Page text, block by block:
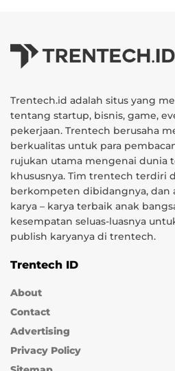
Trentech.id adalah situs yang
tentang startup, bisnis, game,
pekerjaan. Trentech berusaha
berkualitas untuk para
rujukan utama mengenai dunia
khususnya. Tim trentech terdiri
berkompeten dibidangnya, dan
karya – karya terbaik anak
kesempatan seluas-luasnya
publish karyanya di trentech.
Trentech ID
About
Contact
Advertising
Privacy Policy